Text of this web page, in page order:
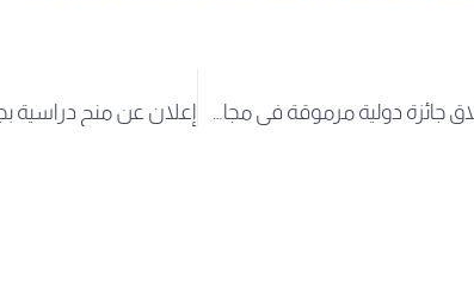
إعلان عن إطلاق جائزة دولية مرموقة في مجال الكيمياء